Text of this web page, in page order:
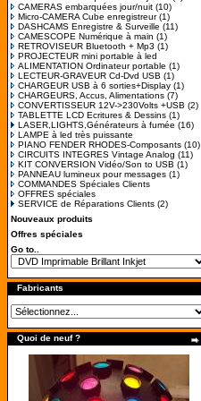
CAMERAS embarquées jour/nuit (10)
Micro-CAMERA Cube enregistreur(1)
DASHCAMS Enregistre & Surveille (11)
CAMESCOPE Numérique à main (1)
RETROVISEUR Bluetooth + Mp3 (1)
PROJECTEUR mini portable à led
ALIMENTATION Ordinateur portable (1)
LECTEUR-GRAVEUR Cd-Dvd USB (1)
CHARGEUR USB à 6 sorties+Display (1)
CHARGEURS, Accus, Alimentations (7)
CONVERTISSEUR 12V->230Volts +USB (2)
TABLETTE LCD Ecritures & Dessins (1)
LASER,LIGHTS,Générateurs à fumée (16)
LAMPE à led très puissante
PIANO FENDER RHODES-Composants (10)
CIRCUITS INTEGRES Vintage Analog (11)
KIT CONVERSION Vidéo/Son to USB (1)
PANNEAU lumineux pour messages (1)
COMMANDES Spéciales Clients
OFFRES spéciales
SERVICE de Réparations Clients (2)
Nouveaux produits
Offres spéciales
Go to..
Fabricants
Quoi de neuf ?